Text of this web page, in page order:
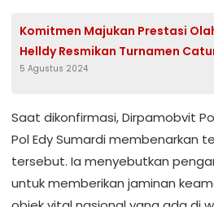
Komitmen Majukan Prestasi
Helldy Resmikan Turnamen
Wali Kota Cup 2024
5 Agustus 2024
Saat dikonfirmasi, Dirpamobvit
Pol Edy Sumardi membenarkan
tersebut. Ia menyebutkan
untuk memberikan jaminan